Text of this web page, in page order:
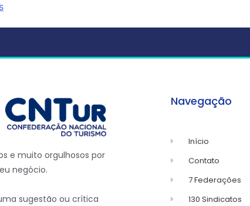
e muito orgulhosos por
negócio.
sugestão ou crítica
Navegação
Início
Contato
7 Federações
130 Sindicatos